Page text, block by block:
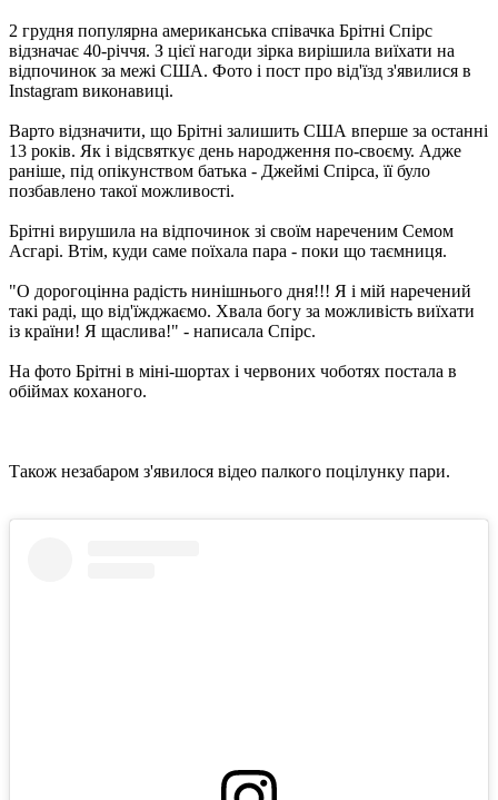
2 грудня популярна американська співачка Брітні Спірс
відзначає 40-річчя. З цієї нагоди зірка вирішила виїхати на
відпочинок за межі США. Фото і пост про від'їзд з'явилися в
Instagram виконавиці.
Варто відзначити, що Брітні залишить США вперше за останні
13 років. Як і відсвяткує день народження по-своєму. Адже
раніше, під опікунством батька - Джеймі Спірса, її було
позбавлено ​​такої можливості.
Брітні вирушила на відпочинок зі своїм нареченим Семом
Асгарі. Втім, куди саме поїхала пара - поки що таємниця.
"О дорогоцінна радість нинішнього дня!!! Я і мій наречений
такі раді, що від'їжджаємо. Хвала богу за можливість виїхати
із країни! Я щаслива!" - написала Спірс.
На фото Брітні в міні-шортах і червоних чоботях постала в
обіймах коханого.
Також незабаром з'явилося відео палкого поцілунку пари.